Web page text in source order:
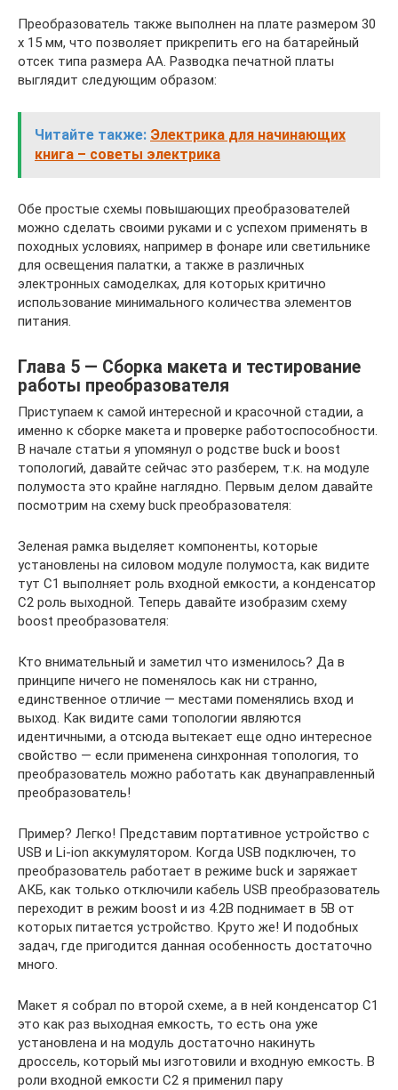
Преобразователь также выполнен на плате размером 30
х 15 мм, что позволяет прикрепить его на батарейный
отсек типа размера AA. Разводка печатной платы
выглядит следующим образом:
Читайте также: Электрика для начинающих
книга – советы электрика
Обе простые схемы повышающих преобразователей
можно сделать своими руками и с успехом применять в
походных условиях, например в фонаре или светильнике
для освещения палатки, а также в различных
электронных самоделках, для которых критично
использование минимального количества элементов
питания.
Глава 5 — Сборка макета и тестирование
работы преобразователя
Приступаем к самой интересной и красочной стадии, а
именно к сборке макета и проверке работоспособности.
В начале статьи я упомянул о родстве buck и boost
топологий, давайте сейчас это разберем, т.к. на модуле
полумоста это крайне наглядно. Первым делом давайте
посмотрим на схему buck преобразователя:
Зеленая рамка выделяет компоненты, которые
установлены на силовом модуле полумоста, как видите
тут С1 выполняет роль входной емкости, а конденсатор
С2 роль выходной. Теперь давайте изобразим схему
boost преобразователя:
Кто внимательный и заметил что изменилось? Да в
принципе ничего не поменялось как ни странно,
единственное отличие — местами поменялись вход и
выход. Как видите сами топологии являются
идентичными, а отсюда вытекает еще одно интересное
свойство — если применена синхронная топология, то
преобразователь можно работать как двунаправленный
преобразователь!
Пример? Легко! Представим портативное устройство с
USB и Li-ion аккумулятором. Когда USB подключен, то
преобразователь работает в режиме buck и заряжает
АКБ, как только отключили кабель USB преобразователь
переходит в режим boost и из 4.2В поднимает в 5В от
которых питается устройство. Круто же! И подобных
задач, где пригодится данная особенность достаточно
много.
Макет я собрал по второй схеме, а в ней конденсатор С1
это как раз выходная емкость, то есть она уже
установлена и на модуль достаточно накинуть
дроссель, который мы изготовили и входную емкость. В
роли входной емкости С2 я применил пару